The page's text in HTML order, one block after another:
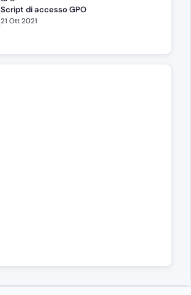
Script di accesso GPO
21 Ott 2021